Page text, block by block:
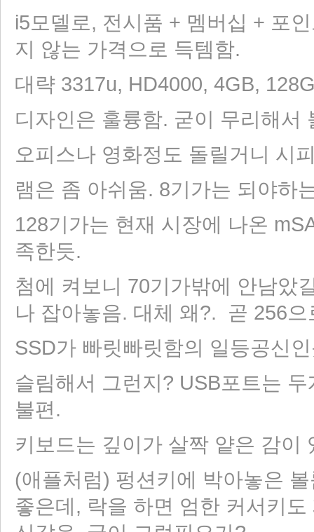
i5모델로, 전시품 + 멤버십 + 포
지 않는 가격으로 득템함.
대략 3317u, HD4000, 4GB,
디자인은 훌륭함. 굳이 무리해서
오피스나 영화정도 돌릴거니 시
램은 좀 아쉬움. 8기가는 되야하
128기가는 현재 시장에 나온
족한듯.
첨에 켜보니 70기가밖에 안남았
나 잡아놓음. 대체 왜?. 곧 256으
SSD가 빠릿빠릿함의 일등공신
슬림해서 그런지? USB포트는
불편.
키보드는 깊이가 살짝 얕은 감이
(애플처럼) 펑션키에 박아놓은
좋은데, 락을 하면 엄한 커서키